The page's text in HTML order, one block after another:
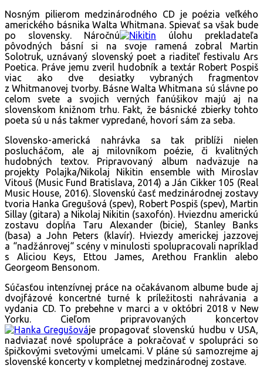
Nosným pilierom medzinárodného CD je poézia veľkého
amerického básnika Walta Whitmana. Spievať sa však bude
po slovensky. Náročnú
úlohu prekladateľa
pôvodných básní si na svoje ramená zobral Martin
Solotruk, uznávaný slovenský poet a riaditeľ festivalu Ars
Poetica. Práve jemu zveril hudobník a textár Robert Pospiš
viac ako dve desiatky vybraných fragmentov
z Whitmanovej tvorby. Básne Walta Whitmana sú slávne po
celom svete a svojich verných fanúšikov majú aj na
slovenskom knižnom trhu. Fakt, že básnické zbierky tohto
poeta sú u nás takmer vypredané, hovorí sám za seba.
Slovensko-americká nahrávka sa tak priblíži nielen
poslucháčom, ale aj milovníkom poézie, či kvalitných
hudobných textov. Pripravovaný album nadväzuje na
projekty Polajka/Nikolaj Nikitin ensemble with Miroslav
Vitouš (Music Fund Bratislava, 2014) a Ján Cikker 105 (Real
Music House, 2016). Slovenskú časť medzinárodnej zostavy
tvoria Hanka Gregušová (spev), Robert Pospiš (spev), Martin
Sillay (gitara) a Nikolaj Nikitin (saxofón). Hviezdnu americkú
zostavu dopĺňa Taru Alexander (bicie), Stanley Banks
(basa) a John Peters (klavír). Hviezdy americkej jazzovej
a “nadžánrovej“ scény v minulosti spolupracovali napríklad
s Aliciou Keys, Ettou James, Arethou Franklin alebo
Georgeom Bensonom.
Súčasťou intenzívnej práce na očakávanom albume bude aj
dvojfázové koncertné turné k príležitosti nahrávania a
vydania CD. To prebehne v marci a v októbri 2018 v New
Yorku. Cieľom pripravovaných koncertov
je propagovať slovenskú hudbu v USA,
nadviazať nové spolupráce a pokračovať v spolupráci so
špičkovými svetovými umelcami. V pláne sú samozrejme aj
slovenské koncerty v kompletnej medzinárodnej zostave.